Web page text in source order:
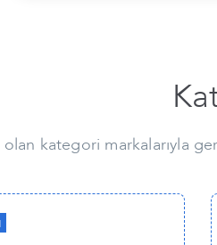
kategori markalarıyla